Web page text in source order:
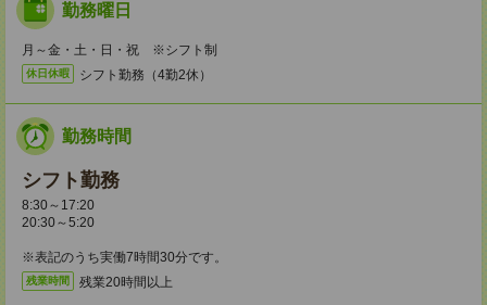
勤務曜日
月～金・土・日・祝 ※シフト制
休日休暇 シフト勤務（4勤2休）
勤務時間
シフト勤務
8:30～17:20
20:30～5:20
※表記のうち実働7時間30分です。
残業時間 残業20時間以上